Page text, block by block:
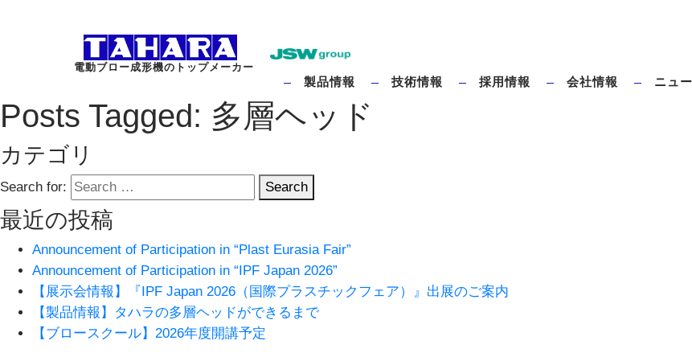
電動ブロー成形機のトップメーカー
製品情報 技術情報 採用情報 会社情報 ニュ
Posts Tagged: 多層ヘッド
カテゴリ
Search for: Search
最近の投稿
Announcement of Participation in “Plast Eurasia Fair”
Announcement of Participation in “IPF Japan 2026”
【展示会情報】『IPF Japan 2026（国際プラスチックフェア）』出展のご案内
【製品情報】タハラの多層ヘッドができるまで
【ブロースクール】2026年度開講予定